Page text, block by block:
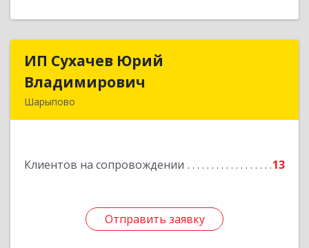
ИП Сухачев Юрий
Владимирович
Шарыпово
Клиентов на сопровождении 13
Отправить заявку
ИП Сухачев Юрий
Подробнее
Отправить заявку